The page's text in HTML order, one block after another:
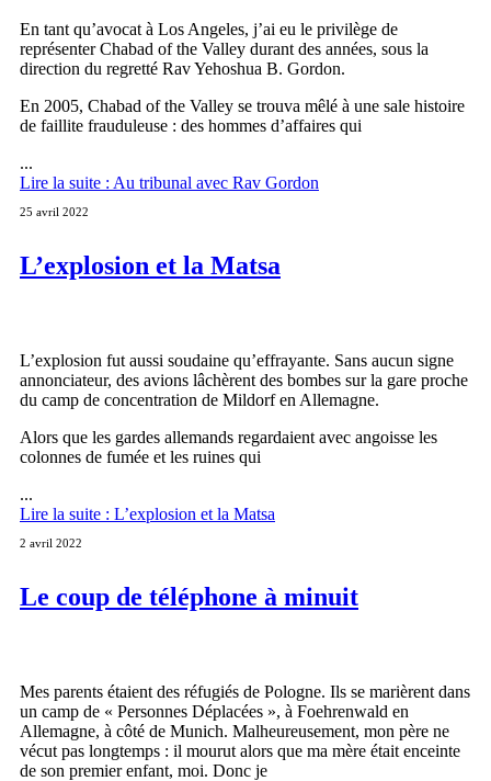
En tant qu’avocat à Los Angeles, j’ai eu le privilège de
représenter Chabad of the Valley durant des années, sous la
direction du regretté Rav Yehoshua B. Gordon.
En 2005, Chabad of the Valley se trouva mêlé à une sale histoire
de faillite frauduleuse : des hommes d’affaires qui
...
Lire la suite : Au tribunal avec Rav Gordon
25 avril 2022
L’explosion et la Matsa
L’explosion fut aussi soudaine qu’effrayante. Sans aucun signe
annonciateur, des avions lâchèrent des bombes sur la gare proche
du camp de concentration de Mildorf en Allemagne.
Alors que les gardes allemands regardaient avec angoisse les
colonnes de fumée et les ruines qui
...
Lire la suite : L’explosion et la Matsa
2 avril 2022
Le coup de téléphone à minuit
Mes parents étaient des réfugiés de Pologne. Ils se marièrent dans
un camp de « Personnes Déplacées », à Foehrenwald en
Allemagne, à côté de Munich. Malheureusement, mon père ne
vécut pas longtemps : il mourut alors que ma mère était enceinte
de son premier enfant, moi. Donc je